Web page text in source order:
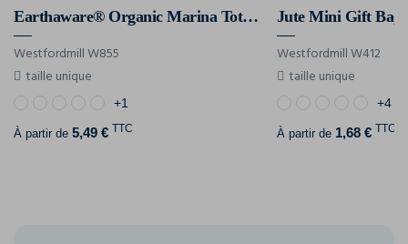
Earthaware® Organic Marina Tote Xl
Westfordmill W855
taille unique
+1
À partir de 5,49 € TTC
Jute Mini Gift Bag
Westfordmill W412
taille unique
+4
À partir de 1,68 € TTC